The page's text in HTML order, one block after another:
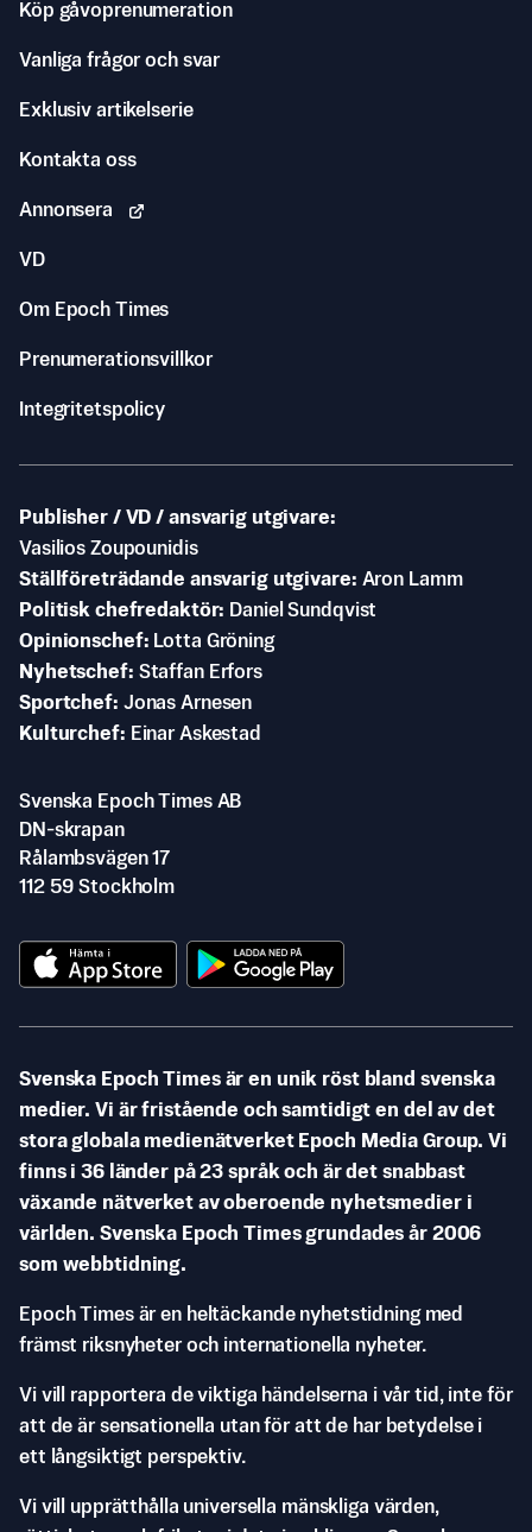
Köp gåvoprenumeration
Vanliga frågor och svar
Exklusiv artikelserie
Kontakta oss
Annonsera
VD
Om Epoch Times
Prenumerationsvillkor
Integritetspolicy
Publisher / VD / ansvarig utgivare
Vasilios Zoupounidis
Ställföreträdande ansvarig utgivare Aron Lamm
Politisk chefredaktör
Daniel Sundqvist
Opinionschef
Lotta Gröning
Nyhetschef Staffan Erfors
Sportchef Jonas Arnesen
Kulturchef
Einar Askestad
Svenska Epoch Times AB
DN-skrapan
Rålambsvägen 17
112 59 Stockholm
Svenska Epoch Times är en unik röst bland svenska
medier. Vi är fristående och samtidigt en del av det
stora globala medienätverket Epoch Media Group. Vi
finns i 36 länder på 23 språk och är det snabbast
växande nätverket av oberoende nyhetsmedier i
världen. Svenska Epoch Times grundades år 2006
som webbtidning.
Epoch Times är en heltäckande nyhetstidning med
främst riksnyheter och internationella nyheter.
Vi vill rapportera de viktiga händelserna i vår tid, inte för
att de är sensationella utan för att de har betydelse i
ett långsiktigt perspektiv.
Vi vill upprätthålla universella mänskliga värden,